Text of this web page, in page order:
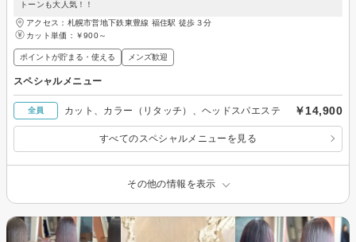
トーンも大人気！！
アクセス：札幌市営地下鉄東豊線 福住駅 徒歩３分
カット単価： ￥900～
ポイントが貯まる・使える メンズ歓迎
スペシャルメニュー
全員 カット、カラー（リタッチ）、ヘッドスパエステ ￥14,900
すべてのスペシャルメニューを見る
その他の情報を表示